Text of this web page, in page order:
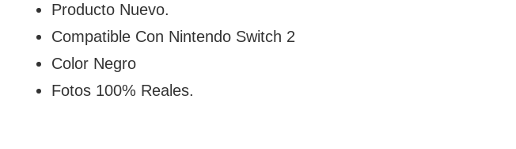
Producto Nuevo.
Compatible Con Nintendo Switch 2
Color Negro
Fotos 100% Reales.